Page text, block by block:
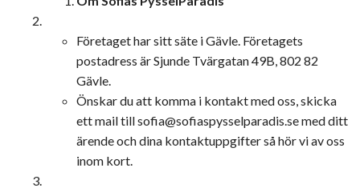
Företaget har sitt säte i Gävle. Företagets
postadress är Sjunde Tvärgatan 49B, 802 82
Gävle.
Önskar du att komma i kontakt med oss, skicka
ett mail tillsofia@sofiaspysselparadis.semed ditt
ärende och dina kontaktuppgifter så hör vi av oss
inom kort.